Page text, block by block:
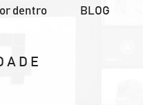
dentro BLOG